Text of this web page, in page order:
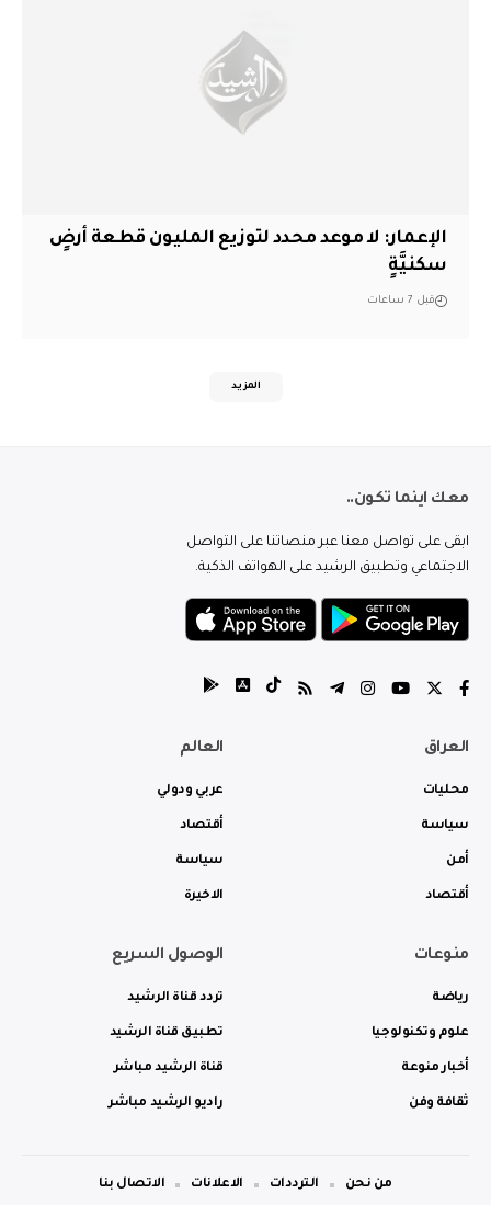
الإعمار: لا موعد محدد لتوزيع المليون قطعة أرضٍ
سكنيَّةٍ
قبل 7 ساعات
المزيد
معك اينما تكون..
ابقى على تواصل معنا عبر منصاتنا على التواصل
الاجتماعي وتطبيق الرشيد على الهواتف الذكية.
العراق
محليات
سياسة
أمن
أقتصاد
العالم
عربي ودولي
أقتصاد
سياسة
الاخيرة
منوعات
رياضة
علوم وتكنولوجيا
أخبار منوعة
ثقافة وفن
الوصول السريع
تردد قناة الرشيد
تطبيق قناة الرشيد
قناة الرشيد مباشر
راديو الرشيد مباشر
من نحن الترددات الاعلانات الاتصال بنا